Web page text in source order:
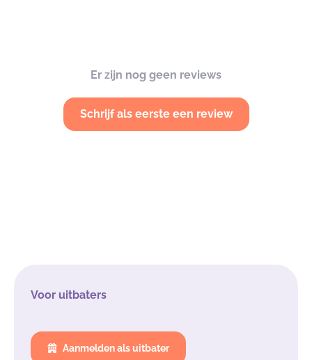
Er zijn nog geen reviews
Schrijf als eerste een review
Voor uitbaters
Aanmelden als uitbater